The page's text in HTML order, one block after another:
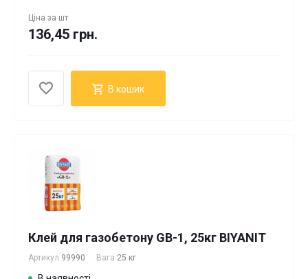
Ціна за шт
136,45 грн.
В кошик
Клей для газобетону GB-1, 25кг BІYANIT
Артикул 99990 Вага 25 кг